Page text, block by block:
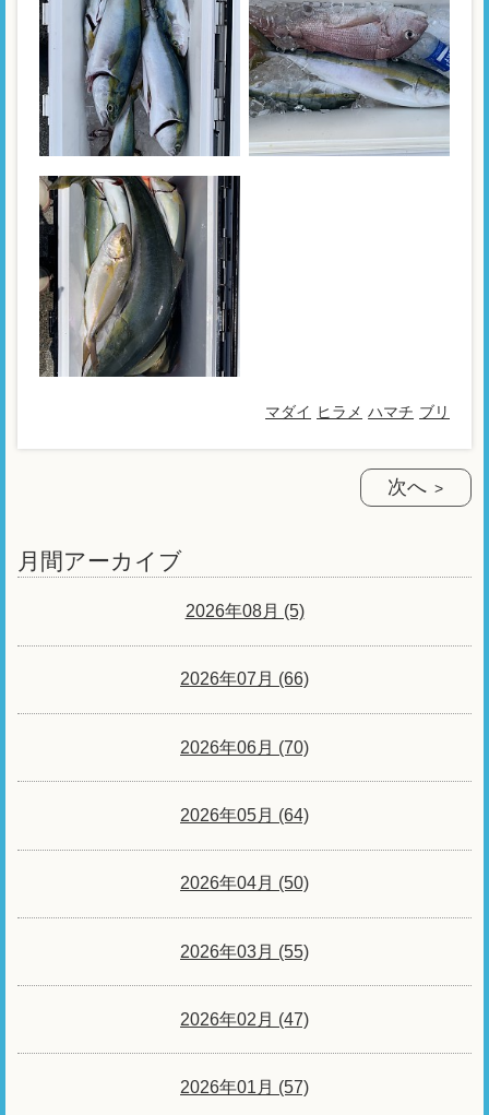
マダイ ヒラメ ハマチ ブリ
次へ
月間アーカイブ
2026年08月 (5)
2026年07月 (66)
2026年06月 (70)
2026年05月 (64)
2026年04月 (50)
2026年03月 (55)
2026年02月 (47)
2026年01月 (57)